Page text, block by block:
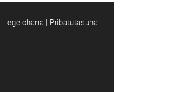
Lege oharra | Pribatutasuna